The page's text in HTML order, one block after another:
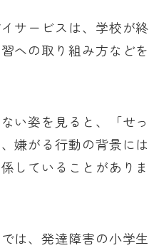
サービスは、学校が
への取り組み方など
い姿を見ると、「せ
嫌がる行動の背景に
していることがありま
は、発達障害の小学